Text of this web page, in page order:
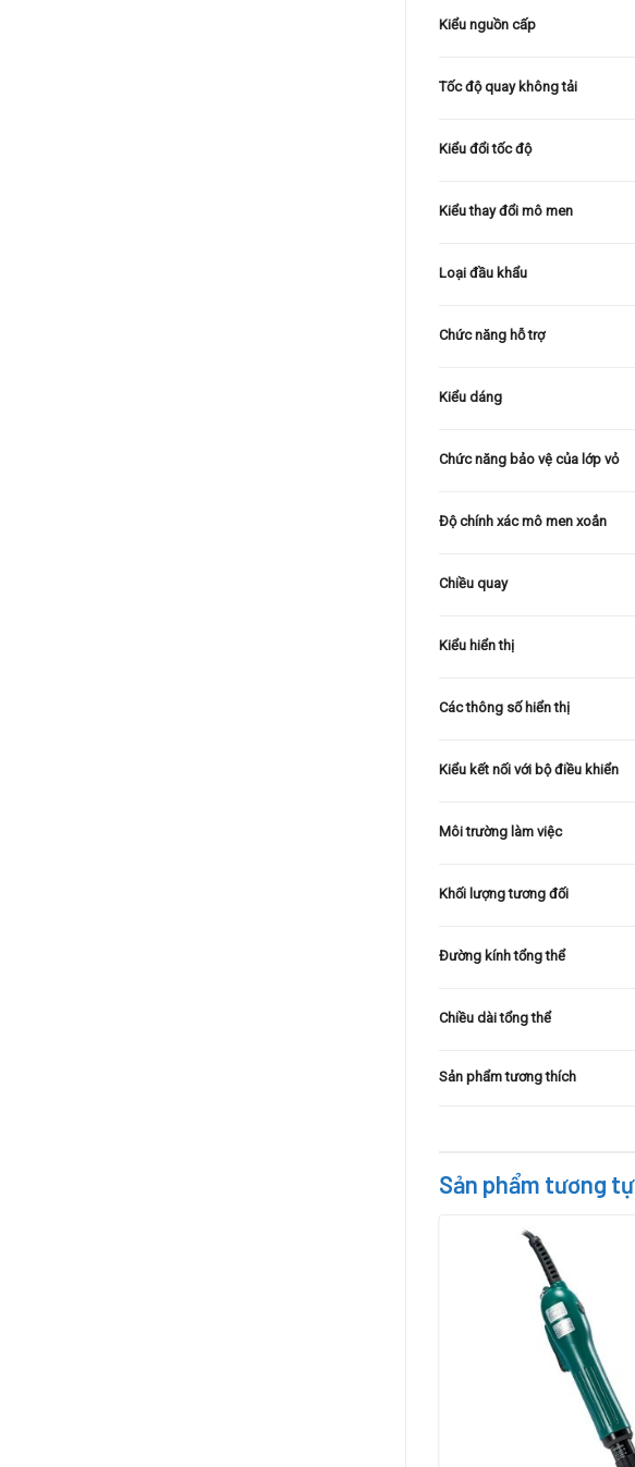
Kiểu nguồn cấp
Tốc độ quay không tải
Kiểu đổi tốc độ
Kiểu thay đổi mô men
Loại đầu khẩu
Chức năng hỗ trợ
Kiểu dáng
Chức năng bảo vệ của lớp vỏ
Độ chính xác mô men xoắn
Chiều quay
Kiểu hiển thị
Các thông số hiển thị
Kiểu kết nối với bộ điều khiển
Môi trường làm việc
Khối lượng tương đối
Đường kính tổng thể
Chiều dài tổng thể
Sản phẩm tương thích
Sản phẩm tương tự